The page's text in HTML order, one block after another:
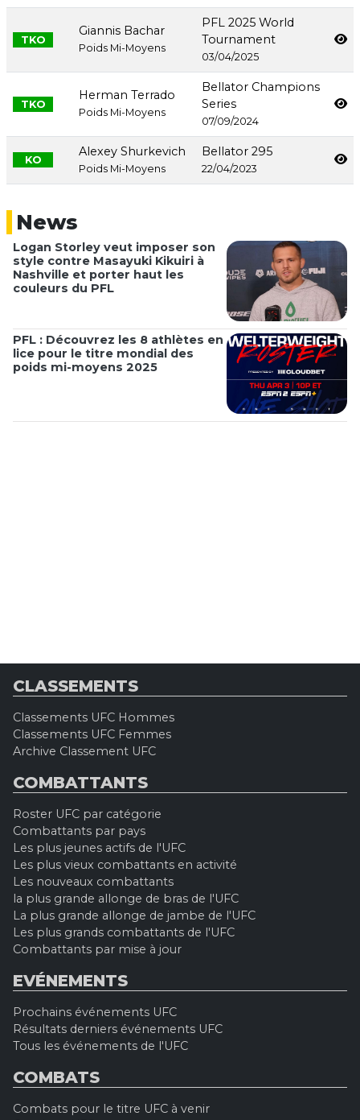
TKO
Giannis Bachar
Poids Mi-Moyens
PFL 2025 World
Tournament
03/04/2025
TKO
Herman Terrado
Poids Mi-Moyens
Bellator Champions
Series
07/09/2024
KO
Alexey Shurkevich
Poids Mi-Moyens
Bellator 295
22/04/2023
News
Logan Storley veut imposer son
style contre Masayuki Kikuiri à
Nashville et porter haut les
couleurs du PFL
PFL : Découvrez les 8 athlètes en
lice pour le titre mondial des
poids mi-moyens 2025
CLASSEMENTS
Classements UFC Hommes
Classements UFC Femmes
Archive Classement UFC
COMBATTANTS
Roster UFC par catégorie
Combattants par pays
Les plus jeunes actifs de l'UFC
Les plus vieux combattants en activité
Les nouveaux combattants
la plus grande allonge de bras de l'UFC
La plus grande allonge de jambe de l'UFC
Les plus grands combattants de l'UFC
Combattants par mise à jour
EVÉNEMENTS
Prochains événements UFC
Résultats derniers événements UFC
Tous les événements de l'UFC
COMBATS
Combats pour le titre UFC à venir